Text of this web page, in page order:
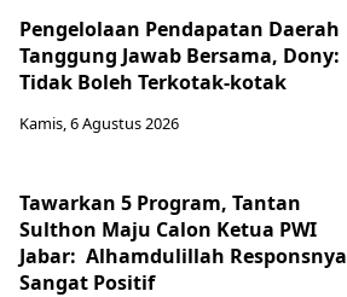
Pengelolaan Pendapatan Daerah
Tanggung Jawab Bersama, Dony:
Tidak Boleh Terkotak-kotak
Kamis, 6 Agustus 2026
Tawarkan 5 Program, Tantan
Sulthon Maju Calon Ketua PWI
Jabar: Alhamdulillah Responsnya
Sangat Positif